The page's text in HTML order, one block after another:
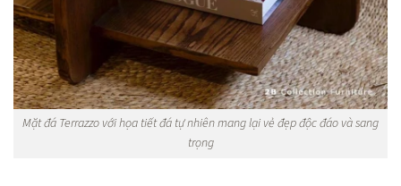
Mặt đá Terrazzo với họa tiết đá tự nhiên mang lại vẻ đẹp độc đáo và sang
trọng